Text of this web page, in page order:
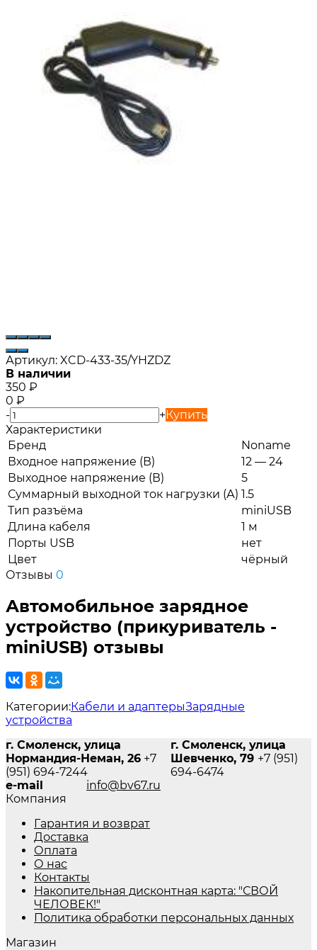
Артикул: XCD-433-35/YHZDZ
В наличии
350 ₽
0 ₽
-
+Купить
Характеристики
Бренд
Noname
Входное напряжение (В)
12 — 24
Выходное напряжение (В)
5
Суммарный выходной ток нагрузки (А) 1.5
Тип разъёма
miniUSB
Длина кабеля
1 м
Порты USB
нет
Цвет
чёрный
Отзывы 0
Автомобильное зарядное
устройство (прикуриватель -
miniUSB) отзывы
Категории:Кабели и адаптерыЗарядные
устройства
г. Смоленск, улица
Нормандия-Неман, 26 +7
(951) 694-7244
г. Смоленск, улица
Шевченко, 79 +7 (951)
694-6474
e-mail
info@bv67.ru
Компания
Гарантия и возврат
Доставка
Оплата
О нас
Контакты
Накопительная дисконтная карта: "СВОЙ
ЧЕЛОВЕК!"
Политика обработки персональных данных
Магазин